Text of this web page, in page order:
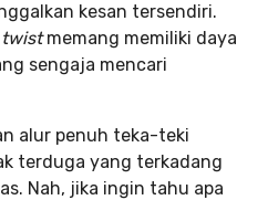
kesan tersendiri.
memang memiliki daya
sengaja mencari
alur penuh teka-teki
terduga yang terkadang
Nah, jika ingin tahu apa